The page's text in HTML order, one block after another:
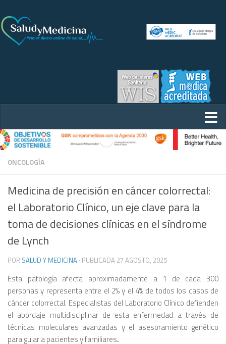
ONCOLOGÍA
Medicina de precisión en cáncer colorrectal:
el Laboratorio Clínico, un eje clave para la
toma de decisiones clínicas en el síndrome
de Lynch
POR SALUD Y MEDICINA · PUBLICADA 27 AGOSTO, 2025
Esta patología afecta aproximadamente a 1 de cada 300
personas y representa entre el 2% y el 4% de todos los casos de
cáncer colorrectal. Especialistas del Laboratorio Clínico defienden
el abordaje multidisciplinar de esta enfermedad a través de
técnicas moleculares avanzadas y el asesoramiento genético
para guiar a pacientes y familiares.